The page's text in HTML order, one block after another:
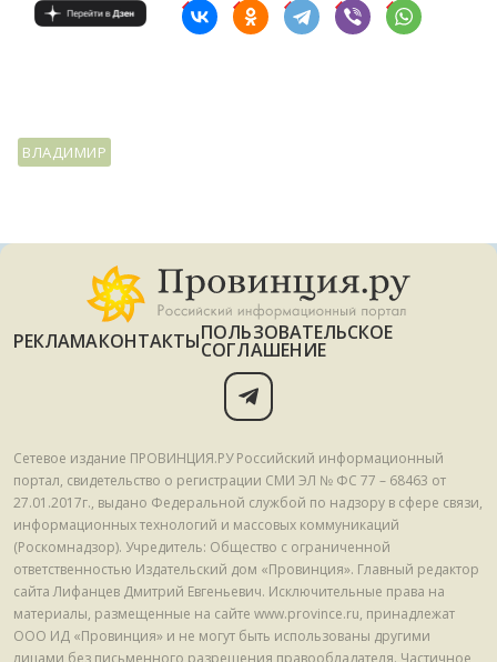
ВЛАДИМИР
РЕКЛАМАКОНТАКТЫПОЛЬЗОВАТЕЛЬСКОЕ
СОГЛАШЕНИЕ
Сетевое издание ПРОВИНЦИЯ.РУ Российский информационный
портал, свидетельство о регистрации СМИ ЭЛ № ФС 77 – 68463 от
27.01.2017г., выдано Федеральной службой по надзору в сфере связи,
информационных технологий и массовых коммуникаций
(Роскомнадзор). Учредитель: Общество с ограниченной
ответственностью Издательский дом «Провинция». Главный редактор
сайта Лифанцев Дмитрий Евгеньевич. Исключительные права на
материалы, размещенные на сайте www.province.ru, принадлежат
ООО ИД «Провинция» и не могут быть использованы другими
лицами без письменного разрешения правообладателя. Частичное